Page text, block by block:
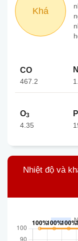
Khá
CO
467.2
O3
4.35
Nhiệt độ và